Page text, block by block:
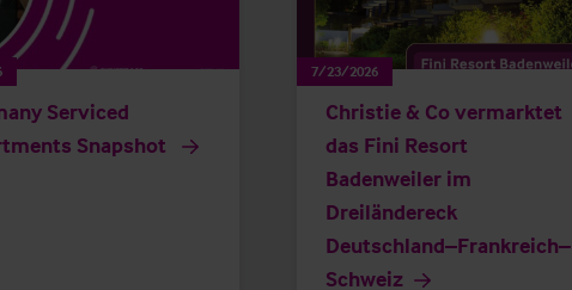
Serviced
Snapshot
7/23/2026
Christie & Co vermarktet
das Fini Resort
Badenweiler im
Dreiländereck
Deutschland–Frankreich–
Schweiz